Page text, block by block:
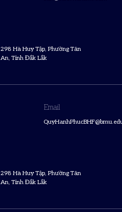
298 Hà Huy Tập, Phường Tân
An, Tỉnh Đắk Lắk
Email
298 Hà Huy Tập, Phường Tân
An, Tỉnh Đắk Lắk